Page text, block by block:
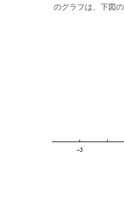
のグラフは、下図の